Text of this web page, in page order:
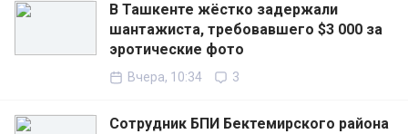
В Ташкенте жёстко задержали
шантажиста, требовавшего $3 000 за
эротические фото
Вчера, 10:34 3
Сотрудник БПИ Бектемирского района